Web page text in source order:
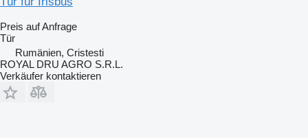
Preis auf Anfrage
Tür
Rumänien, Cristesti
ROYAL DRU AGRO S.R.L.
Verkäufer kontaktieren